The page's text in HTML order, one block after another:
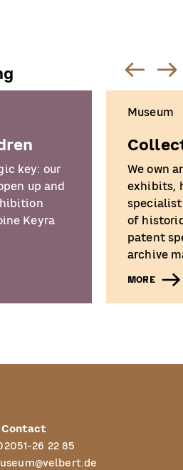
key: our
up and
Keyra
Museum
We own
exhibits,
of
patent
archive
MORE
Contact
26 22 85